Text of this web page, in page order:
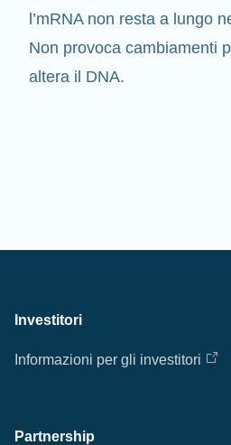
l’mRNA non resta a lungo
Non provoca cambiamenti
altera il DNA.
Investitori
Informazioni per gli investitori
Partnership